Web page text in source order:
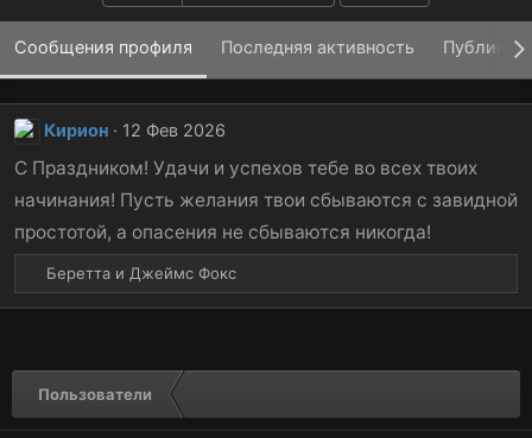
Сообщения профиля Последняя активность
Кирион 12 Фев 2026
С Праздником! Удачи и успехов тебе во всех твоих
начинания! Пусть желания твои сбываются с завидной
простотой, а опасения не сбываются никогда!
Р
е
и
:
Беретта и Джеймс Фокс
Пользователи